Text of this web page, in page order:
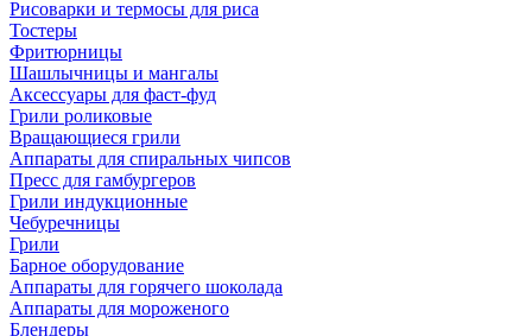
Рисоварки и термосы для риса
Тостеры
Фритюрницы
Шашлычницы и мангалы
Аксессуары для фаст-фуд
Грили роликовые
Вращающиеся грили
Аппараты для спиральных чипсов
Пресс для гамбургеров
Грили индукционные
Чебуречницы
Грили
Барное оборудование
Аппараты для горячего шоколада
Аппараты для мороженого
Блендеры